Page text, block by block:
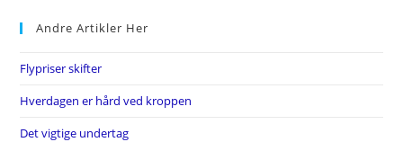
Andre Artikler Her
Flypriser skifter
Hverdagen er hård ved kroppen
Det vigtige undertag